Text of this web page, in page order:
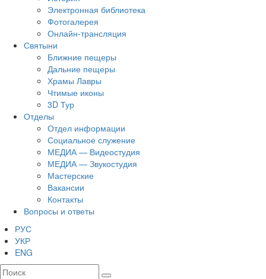
Электронная библиотека
Фотогалерея
Онлайн-трансляция
Святыни
Ближние пещеры
Дальние пещеры
Храмы Лавры
Чтимые иконы
3D Тур
Отделы
Отдел информации
Социальное служение
МЕДИА — Видеостудия
МЕДИА — Звукостудия
Мастерские
Вакансии
Контакты
Вопросы и ответы
РУС
УКР
ENG